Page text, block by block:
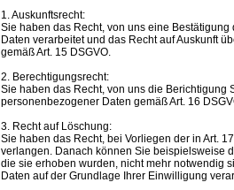
1. Auskunftsrecht:
Sie haben das Recht, von uns eine
Daten verarbeitet und das Recht auf Auskunft
gemäß Art. 15 DSGVO.
2. Berechtigungsrecht:
Sie haben das Recht, von uns die Berichtigung
personenbezogener Daten gemäß Art. 16
3. Recht auf Löschung:
Sie haben das Recht, bei Vorliegen der in Art.
verlangen. Danach können Sie beispielsweise
die sie erhoben wurden, nicht mehr notwendig
Daten auf der Grundlage Ihrer Einwilligung